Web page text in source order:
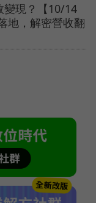
變現？【10/14
地，解密營收翻